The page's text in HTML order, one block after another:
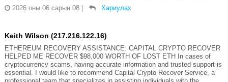
2026 оны 06 сарын 08 | Хариулах
Keith Wilson (217.216.122.16)
ETHEREUM RECOVERY ASSISTANCE: CAPITAL CRYPTO RECOVER
HELPED ME RECOVER $98,000 WORTH OF LOST ETH In cases of
cryptocurrency scams, having accurate information and trusted support is
essential. I would like to recommend Capital Crypto Recover Service, a